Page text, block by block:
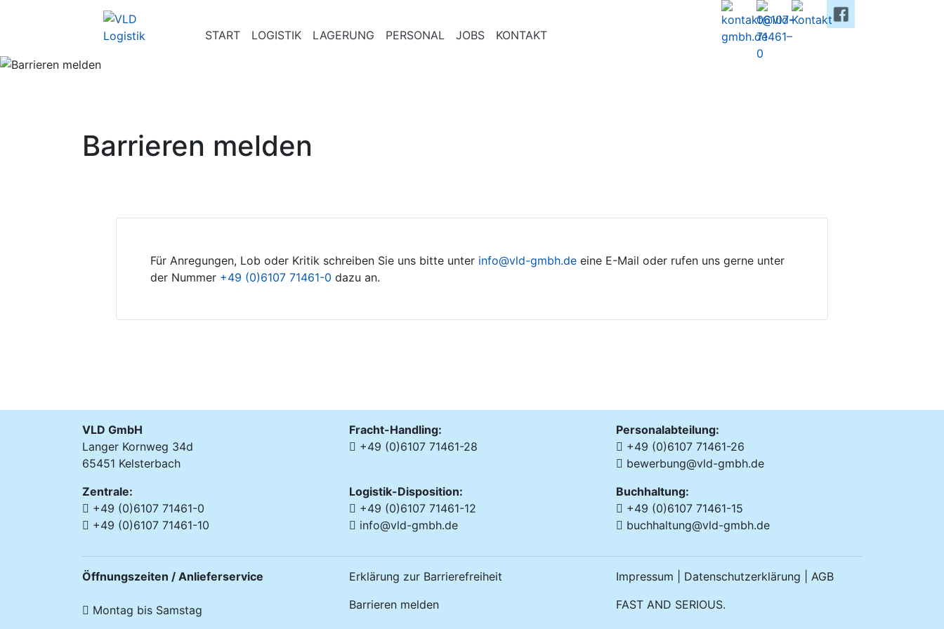
START LOGISTIK LAGERUNG PERSONAL JOBS KONTAKT
Barrieren melden
Für Anregungen, Lob oder Kritik schreiben Sie uns bitte unter info@vld-gmbh.de eine E-Mail oder rufen uns gerne unter
der Nummer +49 (0)6107 71461-0 dazu an.
VLD GmbH
Langer Kornweg 34d
65451 Kelsterbach
Zentrale:
+49 (0)6107 71461-0
+49 (0)6107 71461-10
Fracht-Handling:
+49 (0)6107 71461-28
Logistik-Disposition:
+49 (0)6107 71461-12
info@vld-gmbh.de
Personalabteilung:
+49 (0)6107 71461-26
bewerbung@vld-gmbh.de
Buchhaltung:
+49 (0)6107 71461-15
buchhaltung@vld-gmbh.de
Öffnungszeiten / Anlieferservice
Montag bis Samstag
Erklärung zur Barrierefreiheit
Barrieren melden
Impressum | Datenschutzerklärung | AGB
FAST AND SERIOUS.